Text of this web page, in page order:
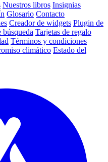
Nuestros libros Insignias
Glosario Contacto
Creador de widgets Plugin de
búsqueda Tarjetas de regalo
Términos y condiciones
climático Estado del